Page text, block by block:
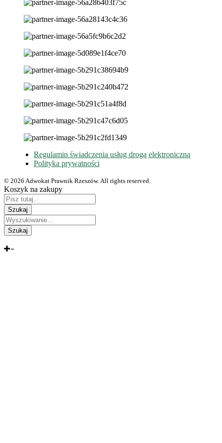
Regulamin świadczenia usług drogą elektroniczną
Polityka prywatności
© 2026 Adwokat Prawnik Rzeszów. All rights reserved.
Koszyk na zakupy